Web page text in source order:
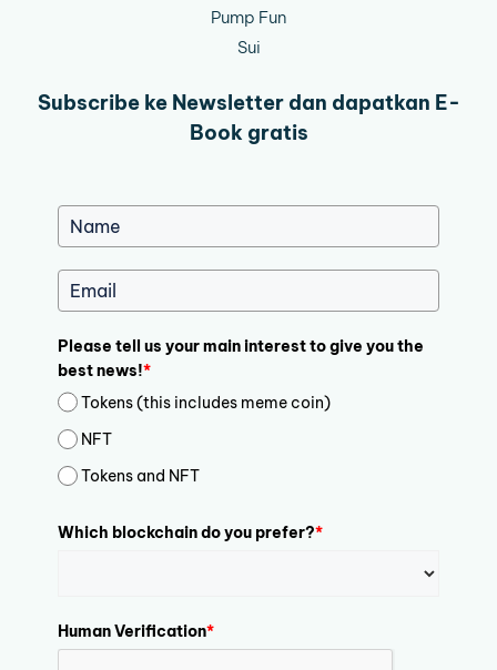
Pump Fun
Sui
Subscribe ke Newsletter dan dapatkan E-
Book gratis
Please tell us your main interest to give you the
best news!*
Tokens (this includes meme coin)
NFT
Tokens and NFT
Which blockchain do you prefer?*
Human Verification*